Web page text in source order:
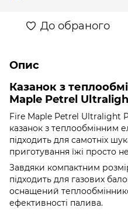
До обраного
Опис
Казанок з
Maple Petrel
Fire Maple Petrel Ultralight
казанок з теплообмінним
підходить для самотніх
приготування їжі просто
Завдяки компактним
підходить для газових
оснащений
ефективності палива.